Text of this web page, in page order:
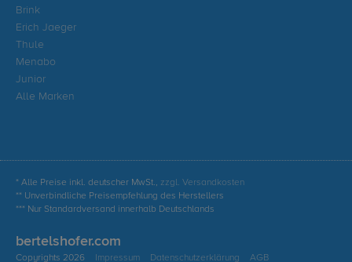
Brink
Erich Jaeger
Thule
Menabo
Junior
Alle Marken
* Alle Preise inkl. deutscher MwSt., zzgl. Versandkosten
** Unverbindliche Preisempfehlung des Herstellers
*** Nur Standardversand innerhalb Deutschlands
bertelshofer.com
Copyrights 2026 Impressum Datenschutzerklärung AGB